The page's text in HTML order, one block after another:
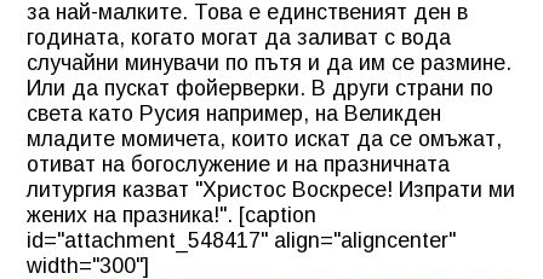
за най-малките. Това е единственият ден в
годината, когато могат да заливат с вода
случайни минувачи по пътя и да им се размине.
Или да пускат фойерверки. В други страни по
света като Русия например, на Великден
младите момичета, които искат да се омъжат,
отиват на богослужение и на празничната
литургия казват "Христос Воскресе! Изпрати ми
жених на празника!". [caption
id="attachment_548417" align="aligncenter"
width="300"]